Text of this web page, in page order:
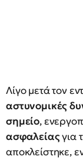
Λίγο μετά τον
αστυνομικές
σημείο,
ασφαλείαςγια
αποκλείστηκε,